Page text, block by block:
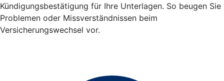
Kündigungsbestätigung für Ihre Unterlagen. So beugen Sie
Problemen oder Missverständnissen beim
Versicherungswechsel vor.